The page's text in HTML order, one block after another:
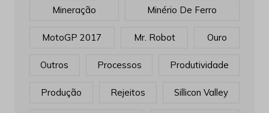
Mineração Minério De Ferro
MotoGP 2017 Mr. Robot Ouro
Outros Processos Produtividade
Produção Rejeitos Sillicon Valley